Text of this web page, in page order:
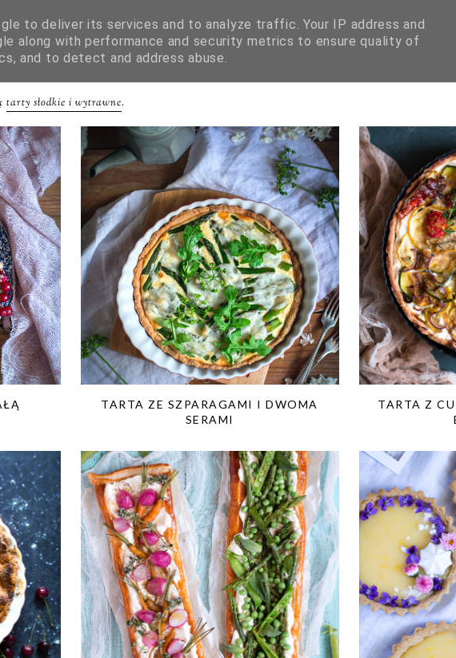
SZUKAJ
tarty słodkie i wytrawne.
TARTA ZE SZPARAGAMI I DWOMA
SERAMI
TARTA Z
to deliver its services and to analyze traffic. Your IP address and
along with performance and security metrics to ensure quality of
and to detect and address abuse.